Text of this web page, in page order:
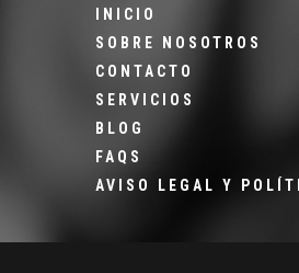
INICIO
SOBRE NOSOTROS
CONTACTO
SERVICIOS
BLOG
FAQS
AVISO LEGAL Y